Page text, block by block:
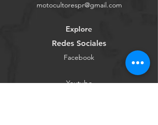
motocultorespr@gmail.com
Explore
Redes Sociales
Facebook
Youtube